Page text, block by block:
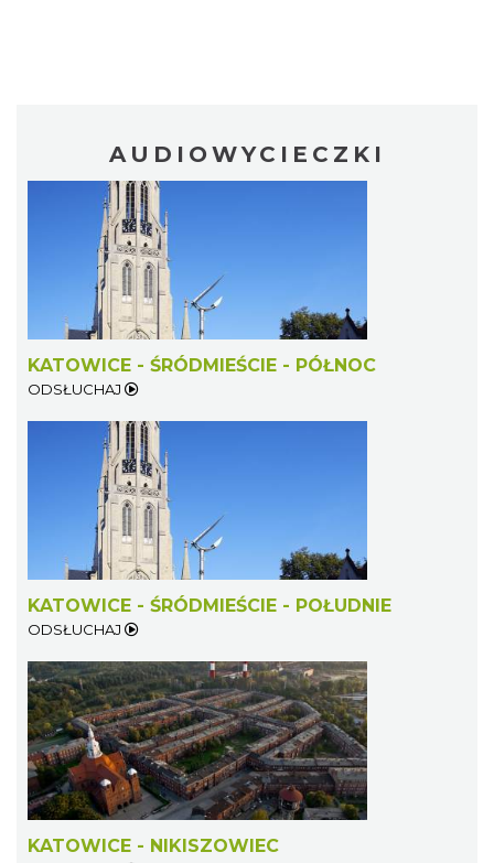
AUDIOWYCIECZKI
KATOWICE - ŚRÓDMIEŚCIE - PÓŁNOC
ODSŁUCHAJ
KATOWICE - ŚRÓDMIEŚCIE - POŁUDNIE
ODSŁUCHAJ
KATOWICE - NIKISZOWIEC